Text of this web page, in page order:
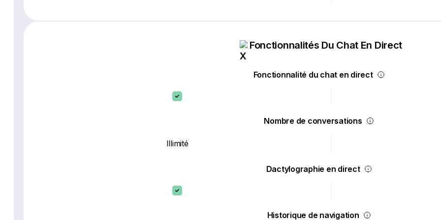
Fonctionnalités Du Chat En Direct
Fonctionnalité du chat en direct
Nombre de conversations
Illimité
Dactylographie en direct
Historique de navigation